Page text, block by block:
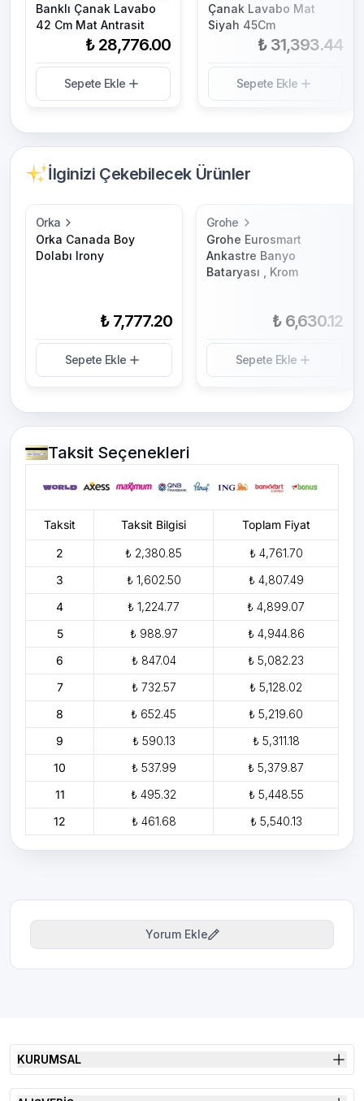
Banklı Çanak Lavabo
42 Cm Mat Antrasit
₺ 28,776.00
Sepete Ekle
Çanak Lavabo Mat
Siyah 45Cm
₺ 31,393.44
Sepete Ekle
İlginizi Çekebilecek Ürünler
Orka
Orka Canada Boy
Dolabı Irony
₺ 7,777.20
Sepete Ekle
Grohe
Grohe Eurosmart
Ankastre Banyo
Bataryası , Krom
₺ 6,630.12
Sepete Ekle
Taksit Seçenekleri
Taksit Taksit Bilgisi Toplam Fiyat
2 ₺ 2,380.85
₺ 4,761.70
3
₺ 1,602.50
₺ 4,807.49
4
₺ 1,224.77
₺ 4,899.07
5
₺ 988.97
₺ 4,944.86
6
₺ 847.04
₺ 5,082.23
7
₺ 732.57
₺ 5,128.02
8
₺ 652.45
₺ 5,219.60
9
₺ 590.13
₺ 5,311.18
10
₺ 537.99
₺ 5,379.87
11
₺ 495.32
₺ 5,448.55
12
₺ 461.68 ₺ 5,540.13
Yorum Ekle
KURUMSAL